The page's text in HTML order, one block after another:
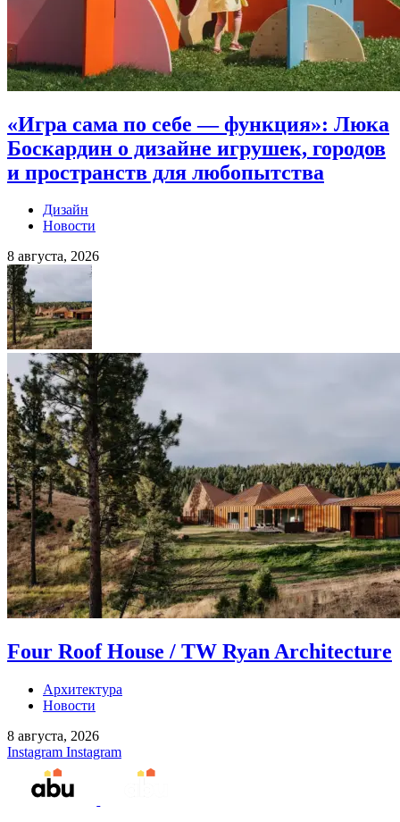
«Игра сама по себе — функция»: Люка
Боскардин о дизайне игрушек, городов
и пространств для любопытства
Дизайн
Новости
8 августа, 2026
Four Roof House / TW Ryan Architecture
Архитектура
Новости
8 августа, 2026
Instagram Instagram